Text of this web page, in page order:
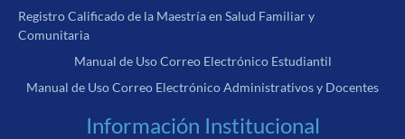
Registro Calificado de la Maestría en Salud Familiar y
Comunitaria
Manual de Uso Correo Electrónico Estudiantil
Manual de Uso Correo Electrónico Administrativos y Docentes
Información Institucional